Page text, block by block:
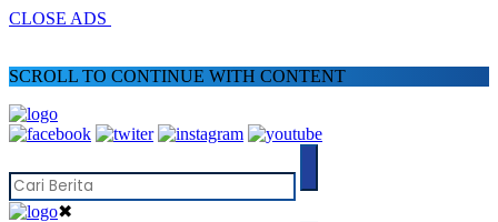
CLOSE ADS
SCROLL TO CONTINUE WITH CONTENT
✖